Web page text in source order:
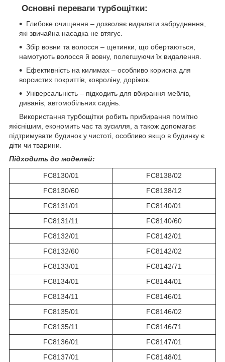
Основні переваги турбощітки:
Глибоке очищення – дозволяє видаляти забруднення,
які звичайна насадка не втягує.
Збір вовни та волосся – щетинки, що обертаються,
намотують волосся й вовну, полегшуючи їх видалення.
Ефективність на килимах – особливо корисна для
ворсистих покриттів, ковроліну, доріжок.
Універсальність – підходить для вбирання меблів,
диванів, автомобільних сидінь.
Використання турбощітки робить прибирання помітно
якіснішим, економить час та зусилля, а також допомагає
підтримувати будинок у чистоті, особливо якщо в будинку є
діти чи тварини.
Підходить до моделей:
FC8130/01
FC8138/02
FC8130/60
FC8138/12
FC8131/01
FC8140/01
FC8131/11
FC8140/60
FC8132/01
FC8142/01
FC8132/60
FC8142/02
FC8133/01
FC8142/71
FC8134/01
FC8144/01
FC8134/11
FC8146/01
FC8135/01
FC8146/02
FC8135/11
FC8146/71
FC8136/01
FC8147/01
FC8137/01
FC8148/01